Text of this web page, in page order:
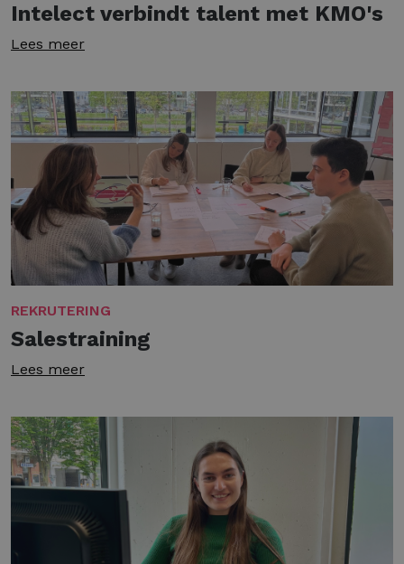
Intelect verbindt talent met KMO's
Lees meer
REKRUTERING
Salestraining
Lees meer